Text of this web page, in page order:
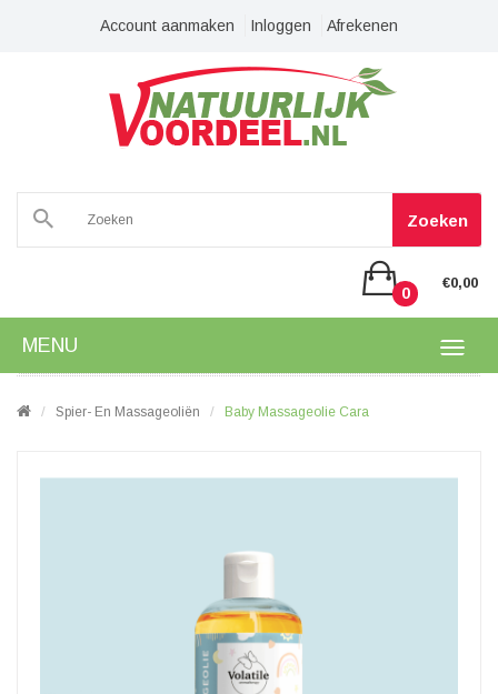
Account aanmaken Inloggen Afrekenen
Zoeken
0
€0,00
MENU
Spier- En Massageoliën Baby Massageolie Cara